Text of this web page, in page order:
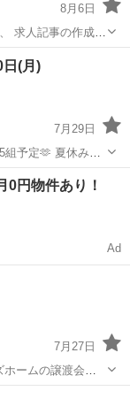
8月6日
。 ・未経験
酬アップが見込め
(月)
7月29日
組予定🫶 夏休み☀️
てもらう形にしよ
りたいです✨ 場
0円物件あり！
Ad
7月27日
います♪ ですの
ただけると思い